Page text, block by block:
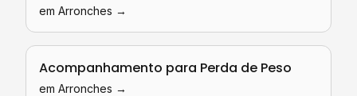
em Arronches →
Acompanhamento para Perda de Peso
em Arronches →